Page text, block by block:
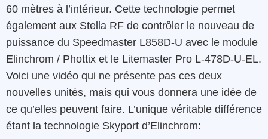
60 mètres à l’intérieur. Cette technologie permet
également aux Stella RF de contrôler le nouveau de
puissance du Speedmaster L858D-U avec le module
Elinchrom / Phottix et le Litemaster Pro L-478D-U-EL.
Voici une vidéo qui ne présente pas ces deux
nouvelles unités, mais qui vous donnera une idée de
ce qu’elles peuvent faire. L’unique véritable différence
étant la technologie Skyport d’Elinchrom: